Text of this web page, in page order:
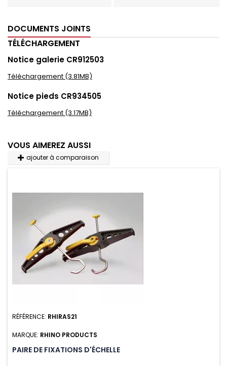
DOCUMENTS JOINTS
TÉLÉCHARGEMENT
Notice galerie CR912503
Téléchargement (3.81MB)
Notice pieds CR934505
Téléchargement (3.17MB)
VOUS AIMEREZ AUSSI
ajouter à comparaison
RÉFÉRENCE: RHIRAS21
MARQUE: RHINO PRODUCTS
PAIRE DE FIXATIONS D'ÉCHELLE